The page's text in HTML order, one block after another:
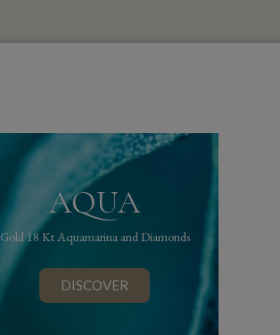
AQUA
Gold 18 Kt Aquamarina and Diamonds
DISCOVER